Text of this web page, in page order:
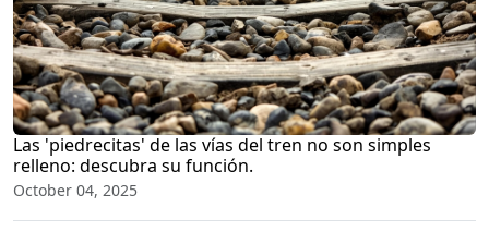
Las 'piedrecitas' de las vías del tren no son simples
relleno: descubra su función.
October 04, 2025